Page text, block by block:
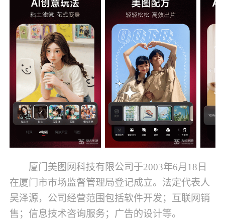
厦门美图网科技有限公司于2003年6月18日
在厦门市市场监督管理局登记成立。法定代表人
吴泽源，公司经营范围包括软件开发；互联网销
售；信息技术咨询服务；广告的设计等。